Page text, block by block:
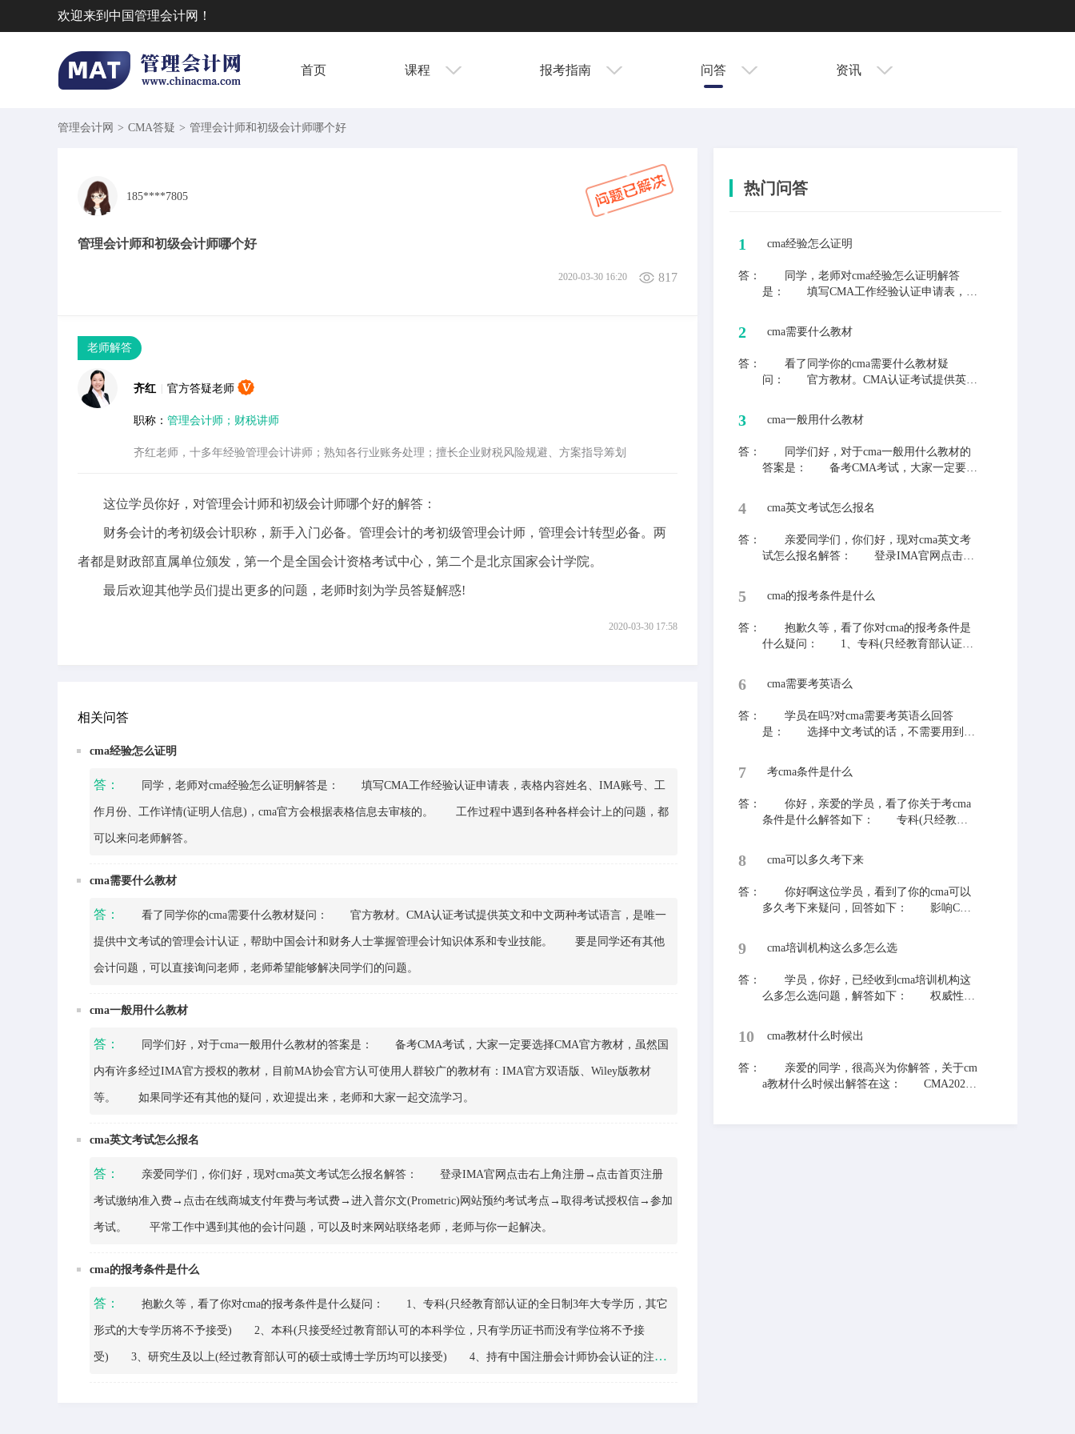
欢迎来到中国管理会计网！
首页 课程 报考指南 问答 资讯
管理会计网 > CMA答疑 > 管理会计师和初级会计师哪个好
185****7805
管理会计师和初级会计师哪个好
817
2020-03-30 16:20
老师解答
齐红 官方答疑老师
职称： 管理会计师；财税讲师
齐红老师，十多年经验管理会计讲师；熟知各行业账务处理；擅长企业财税风险规避、方案指导筹划
这位学员你好，对管理会计师和初级会计师哪个好的解答：
财务会计的考初级会计职称，新手入门必备。管理会计的考初级管理会计师，管理会计转型必备。两
者都是财政部直属单位颁发，第一个是全国会计资格考试中心，第二个是北京国家会计学院。
最后欢迎其他学员们提出更多的问题，老师时刻为学员答疑解惑!
2020-03-30 17:58
相关问答
cma经验怎么证明
答： 同学，老师对cma经验怎么证明解答是： 填写CMA工作经验认证申请表，表格内容姓名、IMA账号、工
作月份、工作详情(证明人信息)，cma官方会根据表格信息去审核的。 工作过程中遇到各种各样会计上的问题，都
可以来问老师解答。
cma需要什么教材
答： 看了同学你的cma需要什么教材疑问： 官方教材。CMA认证考试提供英文和中文两种考试语言，是唯一
提供中文考试的管理会计认证，帮助中国会计和财务人士掌握管理会计知识体系和专业技能。 要是同学还有其他
会计问题，可以直接询问老师，老师希望能够解决同学们的问题。
cma一般用什么教材
答： 同学们好，对于cma一般用什么教材的答案是： 备考CMA考试，大家一定要选择CMA官方教材，虽然国
内有许多经过IMA官方授权的教材，目前MA协会官方认可使用人群较广的教材有：IMA官方双语版、Wiley版教材
等。 如果同学还有其他的疑问，欢迎提出来，老师和大家一起交流学习。
cma英文考试怎么报名
答： 亲爱同学们，你们好，现对cma英文考试怎么报名解答： 登录IMA官网点击右上角注册→点击首页注册
考试缴纳准入费→点击在线商城支付年费与考试费→进入普尔文(Prometric)网站预约考试考点→取得考试授权信→参加
考试。 平常工作中遇到其他的会计问题，可以及时来网站联络老师，老师与你一起解决。
cma的报考条件是什么
答： 抱歉久等，看了你对cma的报考条件是什么疑问： 1、专科(只经教育部认证的全日制3年大专学历，其它
形式的大专学历将不予接受) 2、本科(只接受经过教育部认可的本科学位，只有学历证书而没有学位将不予接
受) 3、研究生及以上(经过教育部认可的硕士或博士学历均可以接受) 4、持有中国注册会计师协会认证的注册
热门问答
1 cma经验怎么证明
答：
同学，老师对cma经验怎么证明解答
是： 填写CMA工作经验认证申请表，表
情(证明人信息)，cma官方会根据表格信息
去审核的。 工作过程中遇到各种各样会
计上的问题，都可以来问老师解答。
2 cma需要什么教材
答：
看了同学你的cma需要什么教材疑
问： 官方教材。CMA认证考试提供英文
的管理会计认证，帮助中国会计和财务人士
掌握管理会计知识体系和专业技能。 要
是同学还有其他会计问题，可以直接询问老
师，老师希望能够解决同学们的问题。
3 cma一般用什么教材
答：
同学们好，对于cma一般用什么教材的
答案是： 备考CMA考试，大家一定要选
官方授权的教材，目前MA协会官方认可使
用人群较广的教材有：IMA官方双语版、Wi
ley版教材等。 如果同学还有其他的疑
问，欢迎提出来，老师和大家一起交流学
习。
4 cma英文考试怎么报名
答：
亲爱同学们，你们好，现对cma英文考
试怎么报名解答： 登录IMA官网点击右
点击在线商城支付年费与考试费→进入普尔
文(Prometric)网站预约考试考点→取得考试
授权信→参加考试。 平常工作中遇到其
他的会计问题，可以及时来网站联络老师，
老师与你一起解决。
5 cma的报考条件是什么
答：
抱歉久等，看了你对cma的报考条件是
什么疑问： 1、专科(只经教育部认证的
将不予接受) 2、本科(只接受经过教育部
认可的本科学位，只有学历证书而没有学位
将不予接受) 3、研究生及以上(经过教育
部认可的硕士或博士学历均可以接受)
4、持有中国注册会计师协会认证的注册会
级或高级会计师证书。 ACCA的全面合
注：满足上述任意一条即可。 最后欢迎
其他学员们提出更多的问题，老师时刻为学
6 cma需要考英语么
答：
学员在吗?对cma需要考英语么回答
是： 选择中文考试的话，不需要用到英
以如果报考了英文考试，是需要英语答卷
的。 如果学员们还有什么不了解的地方
可以关注本站，查看答疑下的相关问题，希
望能够解决大家疑惑。
7 考cma条件是什么
答：
你好，亲爱的学员，看了你关于考cma
条件是什么解答如下： 专科(只经教育
大专学历将不予接受) 本科(只接受经过
教育部认可的本科学位，只有学历证书而没
有学位将不予接受) 研究生及以上(经过
教育部认可的硕士或博士学历均可以接受)
持有中国注册会计师协会认证的注册会
级或高级会计师证书。 ACCA的全面合
注：满足上述任意一条即可。 最后欢迎
同学们提出更多的问题，老师时刻为同学答
8 cma可以多久考下来
答：
你好啊这位学员，看到了你的cma可以
多久考下来疑问，回答如下： 影响CMA
否有财务基础、是否有财务工作经验、是否
购买了辅导课程、是否有充足的备考时间、
是否能够严格要求自己等都会影响备考进
度。如果单从CMA考试上来说，对于一个有
基础、还能严格要求自己的考生来说，每科
小时，备好充分的复习资料，能够全身心投
平常工作中遇到其他的会计问题，可以及
时来网站联络老师，老师与你一起解决。
9 cma培训机构这么多怎么选
答：
学员，你好，已经收到cma培训机构这
么多怎么选问题，解答如下： 权威性和
低，但是它代表着百一个机构的硬实力。从
权威度来看，是否具备IMA授权资质这是度
最基本的标准，其次是是否具备后续教育CP
E授权资知质。具体授权资质的查询大家可
登录IMA官方网站的合作伙伴页面进行核
10 cma教材什么时候出
答：
亲爱的同学，很高兴为你解答，关于cm
a教材什么时候出解答在这： CMA2020